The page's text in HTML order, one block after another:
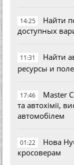
14:25
Найти
доступных
11:31
Найти
ресурсы и
17:46
Master
та автохімії,
автомобілем
01:22
Нова
кросоверам